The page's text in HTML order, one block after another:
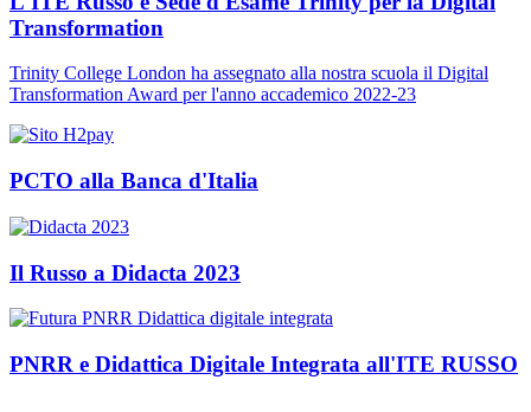
Transformation
Trinity College London ha assegnato alla nostra scuola il Digital
Transformation Award per l'anno accademico 2022-23
PCTO alla Banca d'Italia
Il Russo a Didacta 2023
PNRR e Didattica Digitale Integrata all'ITE RUSSO